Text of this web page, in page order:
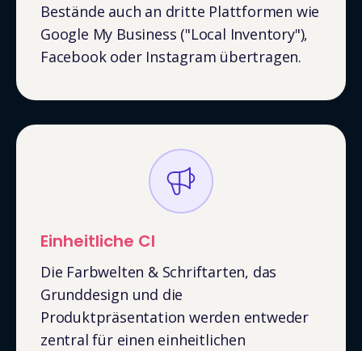
Bestände auch an dritte Plattformen wie
Google My Business ("Local Inventory"),
Facebook oder Instagram übertragen.
Einheitliche CI
Die Farbwelten & Schriftarten, das
Grunddesign und die
Produktpräsentation werden entweder
zentral für einen einheitlichen